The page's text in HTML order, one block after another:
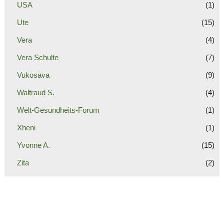
USA (1)
Ute (15)
Vera (4)
Vera Schulte (7)
Vukosava (9)
Waltraud S. (4)
Welt-Gesundheits-Forum (1)
Xheni (1)
Yvonne A. (15)
Zita (2)